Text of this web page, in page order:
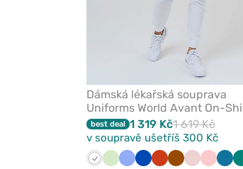
Dámská lékařská souprava
Uniforms World Avant On-
best deal 1 319 Kč1 619 Kč
v soupravě ušetříš 300 Kč
Bílá Pistáciová
KlasickyKrálovsky
Oranžová
HnědáPastelově